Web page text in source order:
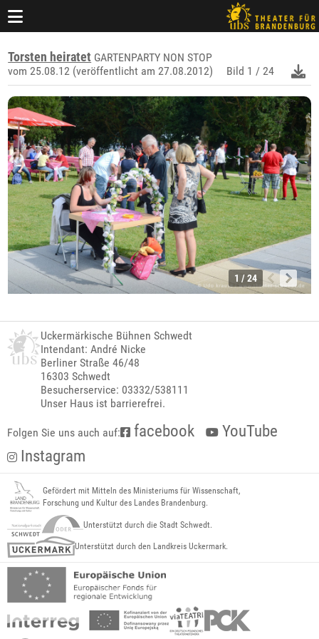
Torsten heiratet GARTENPARTY NON STOP
vom 25.08.12 (veröffentlicht am 27.08.2012)
Bild 1 / 24
1 / 24
Uckermärkische Bühnen Schwedt
Intendant: André Nicke
Berliner Straße 46/48
16303 Schwedt
Besucherservice: 03332/538111
Unser Haus ist barrierefrei.
Folgen Sie uns auch auf: facebook
YouTube
Instagram
Gefördert mit Mitteln des Ministeriums für Wissenschaft,
Forschung und Kultur des Landes Brandenburg.
Unterstützt durch die Stadt Schwedt.
Unterstützt durch den Landkreis Uckermark.